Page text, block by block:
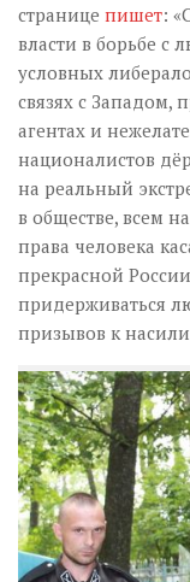
странице пишет:
власти в борьбе с
условных
связях с Западом,
агентах и
националистов
на реальный
в обществе, всем
права человека
прекрасной
придерживаться
призывов к